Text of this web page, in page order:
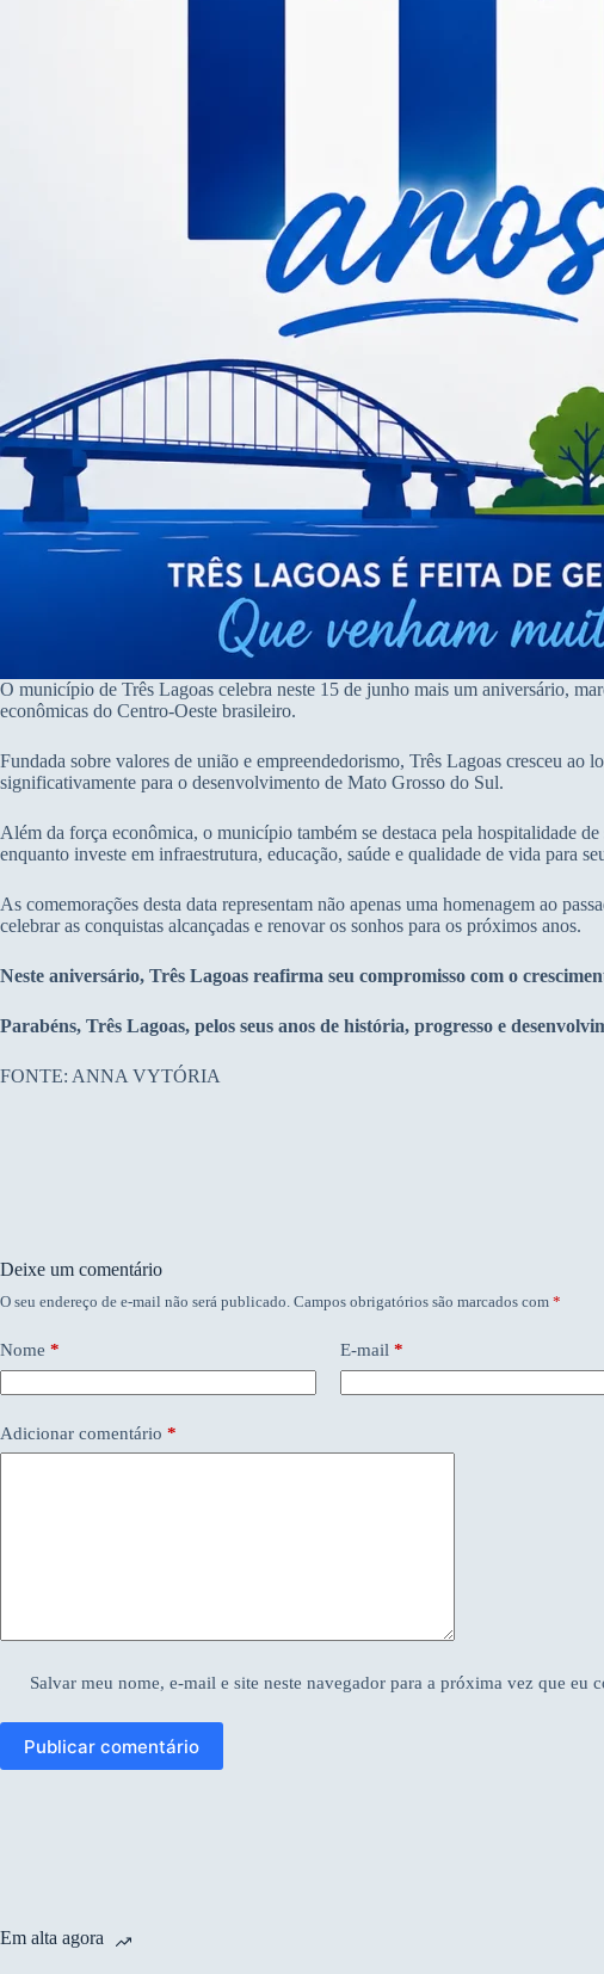
O município de Três Lagoas celebra neste 15 de junho mais um aniversário,
econômicas do Centro-Oeste brasileiro.
Fundada sobre valores de união e empreendedorismo, Três Lagoas cresceu
significativamente para o desenvolvimento de Mato Grosso do Sul.
Além da força econômica, o município também se destaca pela hospitalidade
enquanto investe em infraestrutura, educação, saúde e qualidade de vida para
As comemorações desta data representam não apenas uma homenagem ao
celebrar as conquistas alcançadas e renovar os sonhos para os próximos anos.
Neste aniversário, Três Lagoas reafirma seu compromisso com o
Parabéns, Três Lagoas, pelos seus anos de história, progresso e
FONTE: ANNA VYTÓRIA
Deixe um comentário
O seu endereço de e-mail não será publicado. Campos obrigatórios são marcados com *
Nome * E-mail *
Adicionar comentário *
Salvar meu nome, e-mail e site neste navegador para a próxima vez que eu
Publicar comentário
Em alta agora